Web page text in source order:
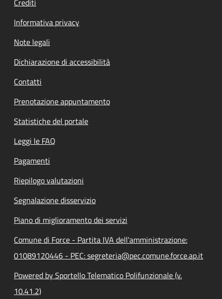
Informativa privacy
Note legali
Dichiarazione di accessibilità
Contatti
Prenotazione appuntamento
Statistiche del portale
Leggi le FAQ
Pagamenti
Riepilogo valutazioni
Segnalazione disservizio
Piano di miglioramento dei servizi
Comune di Force - Partita IVA dell'amministrazione:
01089120446 - PEC: segreteria@pec.comune.force.ap.it
Powered by Sportello Telematico Polifunzionale (v.
10.41.2)